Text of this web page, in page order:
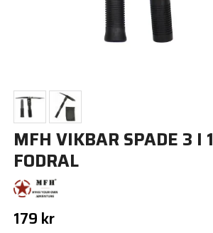
MFH VIKBAR SPADE 3 I
FODRAL
179 kr